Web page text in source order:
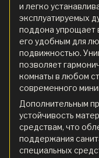
и легко
эксплуатируемых
поддона упрощает
его удобным для
подвижностью.
позволяет
комнаты в любом
современного
Дополнительным
устойчивость
средствам, что
поддержания
специальных